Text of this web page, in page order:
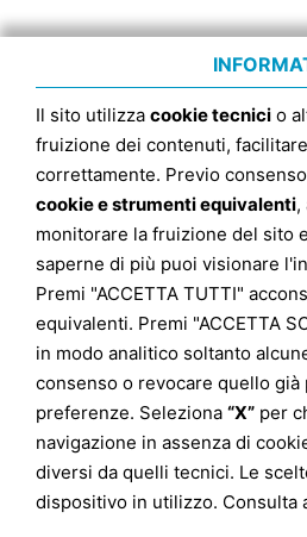
Il sito utilizza cookie tecnici o
fruizione dei contenuti,
correttamente. Previo
cookie e strumenti equivalenti,
monitorare la fruizione del sito
saperne di più puoi visionare
Premi "ACCETTA TUTTI"
equivalenti. Premi "ACCETTA
in modo analitico soltanto
consenso o revocare quello
preferenze. Seleziona “X” per
navigazione in assenza di
diversi da quelli tecnici. Le
dispositivo in utilizzo. Consulta